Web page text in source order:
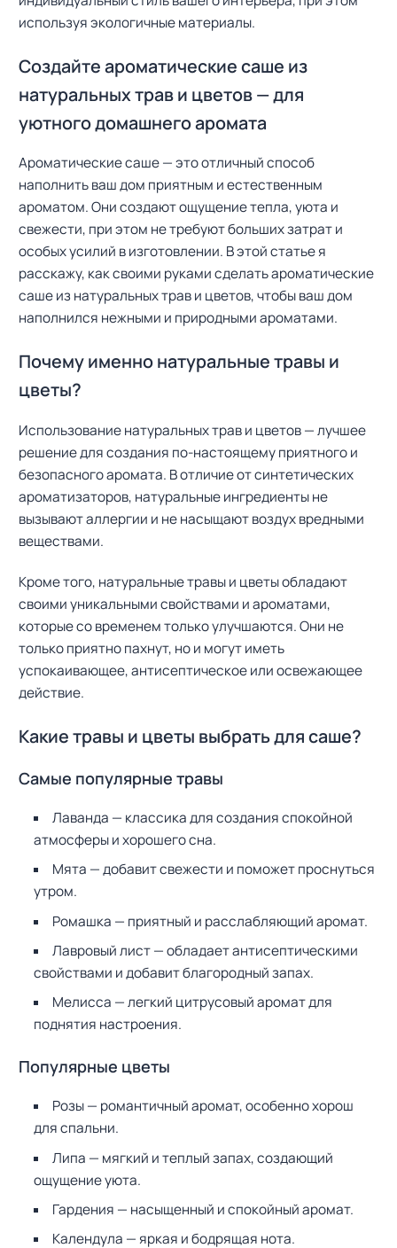
используя экологичные материалы.
Создайте ароматические саше из
натуральных трав и цветов — для
уютного домашнего аромата
Ароматические саше — это отличный способ
наполнить ваш дом приятным и естественным
ароматом. Они создают ощущение тепла, уюта и
свежести, при этом не требуют больших затрат и
особых усилий в изготовлении. В этой статье я
расскажу, как своими руками сделать ароматические
саше из натуральных трав и цветов, чтобы ваш дом
наполнился нежными и природными ароматами.
Почему именно натуральные травы и
цветы?
Использование натуральных трав и цветов — лучшее
решение для создания по-настоящему приятного и
безопасного аромата. В отличие от синтетических
ароматизаторов, натуральные ингредиенты не
вызывают аллергии и не насыщают воздух вредными
веществами.
Кроме того, натуральные травы и цветы обладают
своими уникальными свойствами и ароматами,
которые со временем только улучшаются. Они не
только приятно пахнут, но и могут иметь
успокаивающее, антисептическое или освежающее
действие.
Какие травы и цветы выбрать для саше?
Самые популярные травы
Лаванда — классика для создания спокойной
атмосферы и хорошего сна.
Мята — добавит свежести и поможет проснуться
утром.
Ромашка — приятный и расслабляющий аромат.
Лавровый лист — обладает антисептическими
свойствами и добавит благородный запах.
Мелисса — легкий цитрусовый аромат для
поднятия настроения.
Популярные цветы
Розы — романтичный аромат, особенно хорош
для спальни.
Липа — мягкий и теплый запах, создающий
ощущение уюта.
Гардения — насыщенный и спокойный аромат.
Календула — яркая и бодрящая нота.